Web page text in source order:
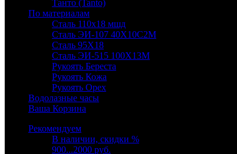
Танто (Tanto)
По материалам
Сталь 110х18 мшд
Сталь ЭИ-107 40Х10С2М
Сталь 95Х18
Сталь ЭИ-515 100Х13М
Рукоять Береста
Рукоять Кожа
Рукоять Орех
Водолазные часы
Ваша Корзина
Рекомендуем
В наличии, скидки %
900...2000 руб.